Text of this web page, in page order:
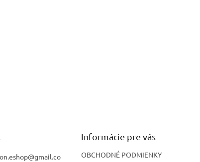
@gmail.co
Informácie pre vás
OBCHODNÉ PODMIENKY